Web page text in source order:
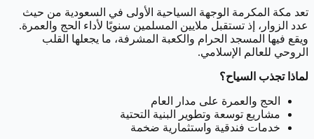
تعد مكة المكرمة الوجهة السياحية الأولى في السعودية من حيث
عدد الزوار، إذ تستقبل ملايين المسلمين سنويًا لأداء الحج والعمرة.
ويقع فيها المسجد الحرام والكعبة المشرفة، ما يجعلها القلب
الروحي للعالم الإسلامي.
لماذا تجذب السياح؟
الحج والعمرة على مدار العام
مشاريع توسعة وتطوير البنية التحتية
خدمات فندقية واستثمارية ضخمة